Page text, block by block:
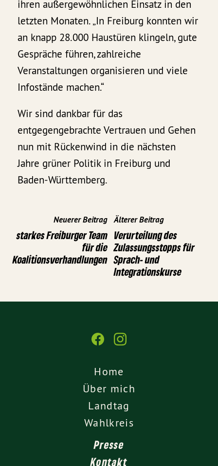
ihren außergewöhnlichen Einsatz in den
letzten Monaten. „In Freiburg konnten wir
an knapp 28.000 Haustüren klingeln, gute
Gespräche führen, zahlreiche
Veranstaltungen organisieren und viele
Infostände machen.“
Wir sind dankbar für das
entgegengebrachte Vertrauen und Gehen
nun mit Rückenwind in die nächsten
Jahre grüner Politik in Freiburg und
Baden-Württemberg.
Neuerer Beitrag
starkes Freiburger Team
für die
Koalitionsverhandlungen
Älterer Beitrag
Verurteilung des
Zulassungsstopps für
Sprach- und
Integrationskurse
Home
Über mich
Landtag
Wahlkreis
Presse
Kontakt